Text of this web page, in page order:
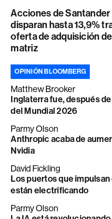
Acciones de Santander
disparan hasta 13,9%
oferta de adquisición
matriz
OPINIÓN BLOOMBERG
Matthew Brooker
Inglaterra fue, después
del Mundial 2026
Parmy Olson
Anthropic acaba de
Nvidia
David Fickling
Los puertos que
están electrificando
Parmy Olson